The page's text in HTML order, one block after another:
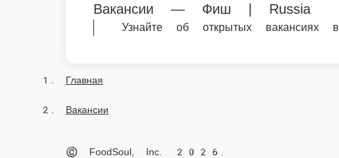
Вакансии — Фиш | Russia
Узнайте об открытых вакансиях в Фиш | Russia
Главная
Вакансии
© FoodSoul, Inc. 2026.